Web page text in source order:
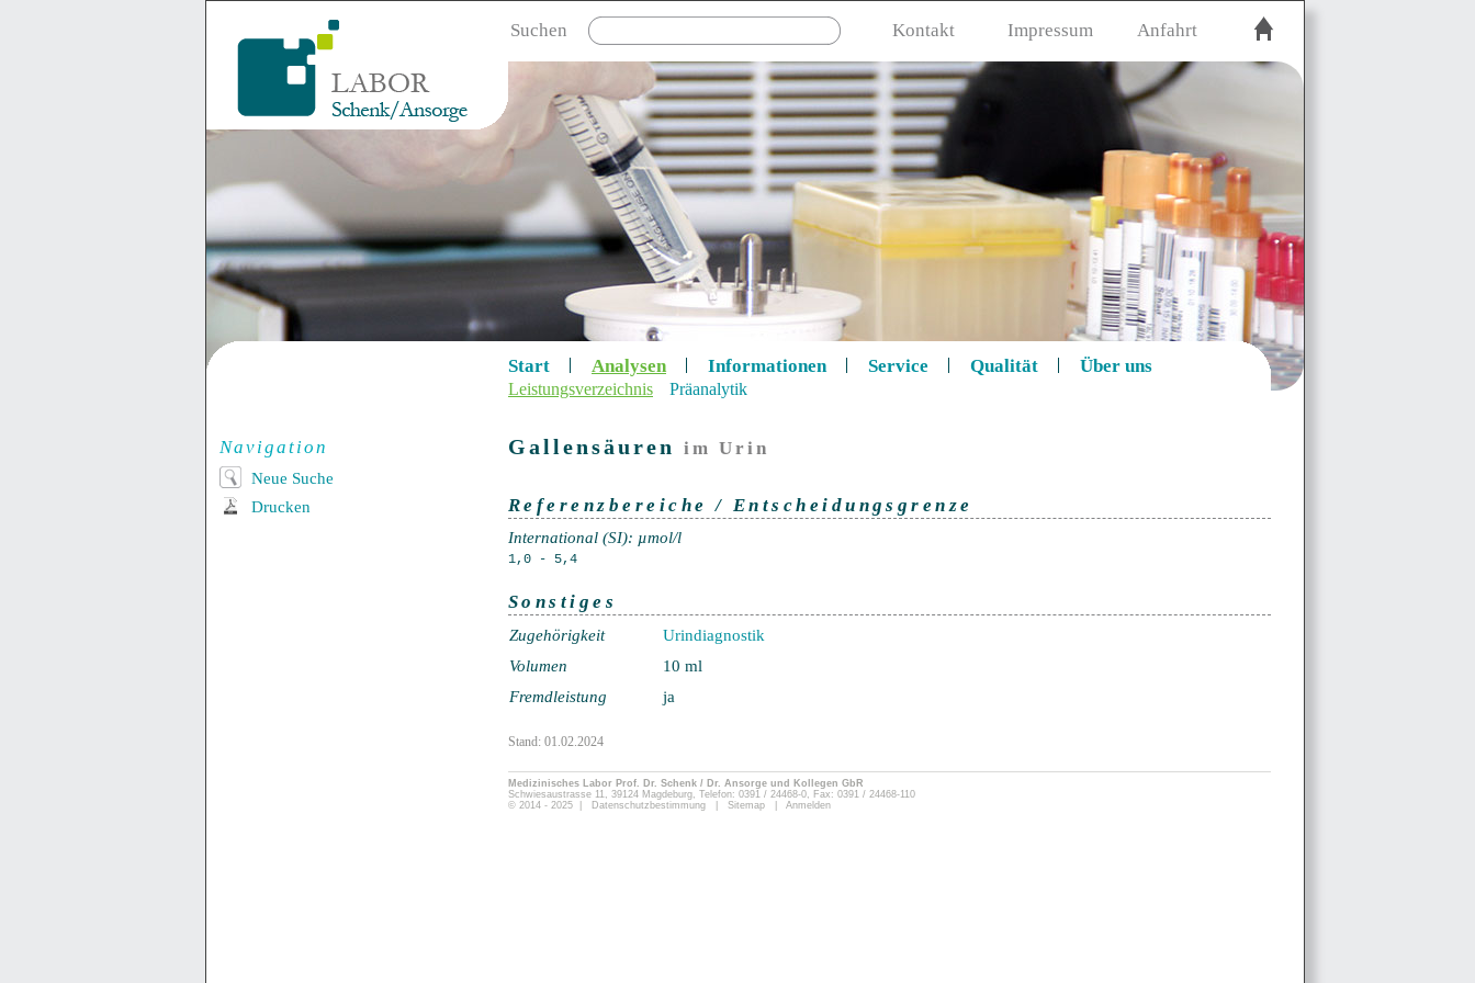
Suchen Kontakt Impressum Anfahrt
Navigation
Neue Suche
Drucken
Start Analysen Informationen Service Qualität Über uns
Leistungsverzeichnis Präanalytik
Gallensäuren im Urin
Referenzbereiche / Entscheidungsgrenze
International (SI): µmol/l
1,0 - 5,4
Sonstiges
Zugehörigkeit
Urindiagnostik
Volumen
10 ml
Fremdleistung
ja
Stand: 01.02.2024
Medizinisches Labor Prof. Dr. Schenk / Dr. Ansorge und Kollegen GbR
Schwiesaustrasse 11, 39124 Magdeburg, Telefon: 0391 / 24468-0, Fax: 0391 / 24468-110
© 2014 - 2025 | Datenschutzbestimmung Sitemap Anmelden